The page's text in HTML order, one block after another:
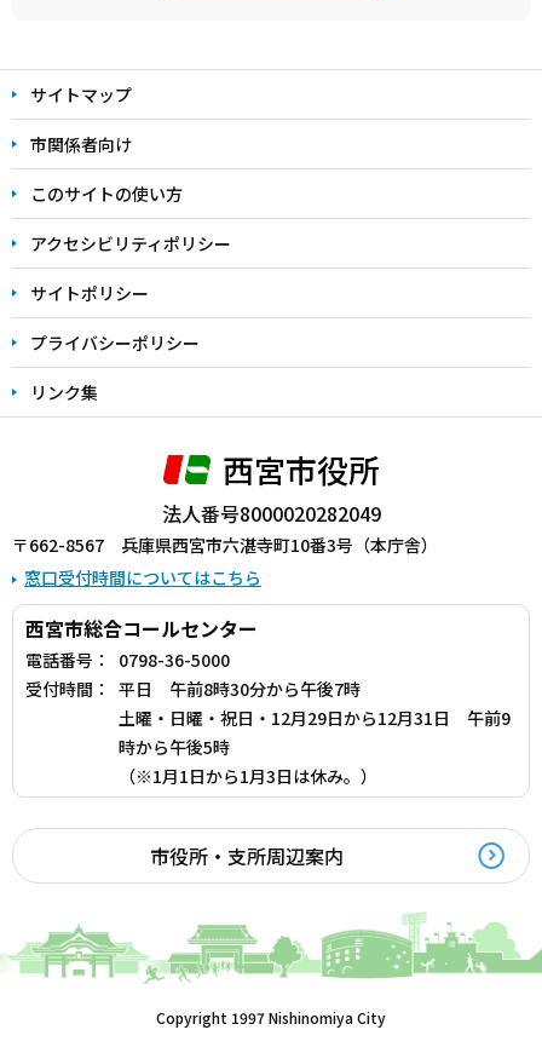
文
こ
こ
ま
で
サイトマップ
市関係者向け
このサイトの使い方
アクセシビリティポリシー
サイトポリシー
プライバシーポリシー
リンク集
西宮市役所
法人番号8000020282049
〒662-8567 兵庫県西宮市六湛寺町10番3号（本庁舎）
窓口受付時間についてはこちら
西宮市総合コールセンター
電話番号：
0798-36-5000
受付時間：
平日 午前8時30分から午後7時
土曜・日曜・祝日・12月29日から12月31日 午前9
時から午後5時
（※1月1日から1月3日は休み。）
市役所・支所周辺案内
Copyright 1997 Nishinomiya City